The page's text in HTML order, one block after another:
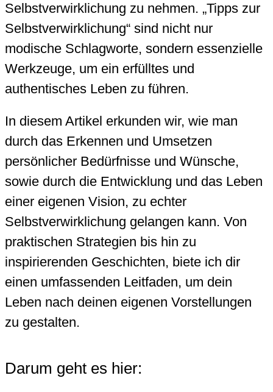
Selbstverwirklichung zu nehmen. „Tipps zur
Selbstverwirklichung“ sind nicht nur
modische Schlagworte, sondern essenzielle
Werkzeuge, um ein erfülltes und
authentisches Leben zu führen.
In diesem Artikel erkunden wir, wie man
durch das Erkennen und Umsetzen
persönlicher Bedürfnisse und Wünsche,
sowie durch die Entwicklung und das Leben
einer eigenen Vision, zu echter
Selbstverwirklichung gelangen kann. Von
praktischen Strategien bis hin zu
inspirierenden Geschichten, biete ich dir
einen umfassenden Leitfaden, um dein
Leben nach deinen eigenen Vorstellungen
zu gestalten.
Darum geht es hier: